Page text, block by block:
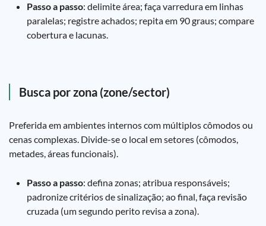
Passo a passo: delimite área; faça varredura em linhas
paralelas; registre achados; repita em 90 graus; compare
cobertura e lacunas.
Busca por zona (zone/sector)
Preferida em ambientes internos com múltiplos cômodos ou
cenas complexas. Divide-se o local em setores (cômodos,
metades, áreas funcionais).
Passo a passo: defina zonas; atribua responsáveis;
padronize critérios de sinalização; ao final, faça revisão
cruzada (um segundo perito revisa a zona).